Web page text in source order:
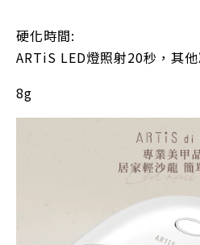
硬化時間:
ARTiS LED燈照射20秒，其
8g